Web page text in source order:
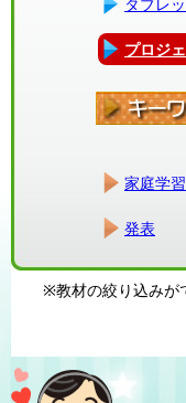
プロジ
家庭学習
発表
※教材の絞り込みが